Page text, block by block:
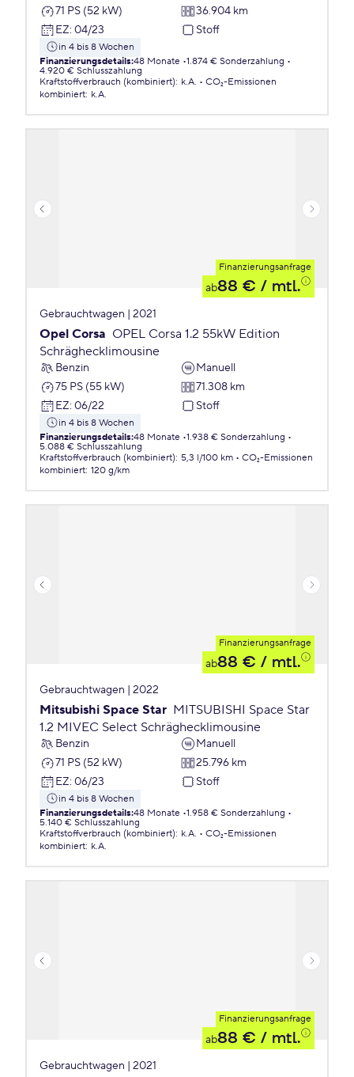
71 PS (52 kW)
36.904 km
EZ: 04/23 Stoff
in 4 bis 8 Wochen
Finanzierungsdetails:48 Monate 1.874 € Sonderzahlung
4.920 € Schlusszahlung
Kraftstoffverbrauch (kombiniert): k.A.
CO₂-Emissionen
kombiniert: k.A.
Finanzierungsanfrage
ab88 € / mtl.
Gebrauchtwagen | 2021
Opel Corsa OPEL Corsa 1.2 55kW Edition
Schräghecklimousine
Benzin
Manuell
75 PS (55 kW)
71.308 km
EZ: 06/22 Stoff
in 4 bis 8 Wochen
Finanzierungsdetails:48 Monate 1.938 € Sonderzahlung
5.088 € Schlusszahlung
Kraftstoffverbrauch (kombiniert): 5,3 l/100 km
CO₂-Emissionen
kombiniert: 120 g/km
Finanzierungsanfrage
ab88 € / mtl.
Gebrauchtwagen | 2022
Mitsubishi Space Star MITSUBISHI Space Star
1.2 MIVEC Select Schräghecklimousine
Benzin
Manuell
71 PS (52 kW)
25.796 km
EZ: 06/23 Stoff
in 4 bis 8 Wochen
Finanzierungsdetails:48 Monate 1.958 € Sonderzahlung
5.140 € Schlusszahlung
Kraftstoffverbrauch (kombiniert): k.A.
CO₂-Emissionen
kombiniert: k.A.
Finanzierungsanfrage
ab88 € / mtl.
Gebrauchtwagen | 2021